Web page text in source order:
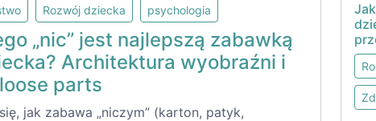
Rozwój dziecka psychologia
„nic” jest najlepszą zabawką
Architektura wyobraźni i
parts
jak zabawa „niczym” (karton, patyk,